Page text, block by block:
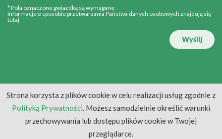
* Pola oznaczone gwiazdką są wymagane
Informacje o sposobie przetwarzania Państwa danych osobowych znajdują się
tutaj
Wyślij
Strona korzysta z plików cookie w celu realizacji usług zgodnie z
Polityką Prywatności. Możesz samodzielnie określić warunki
przechowywania lub dostępu plików cookie w Twojej
przeglądarce.